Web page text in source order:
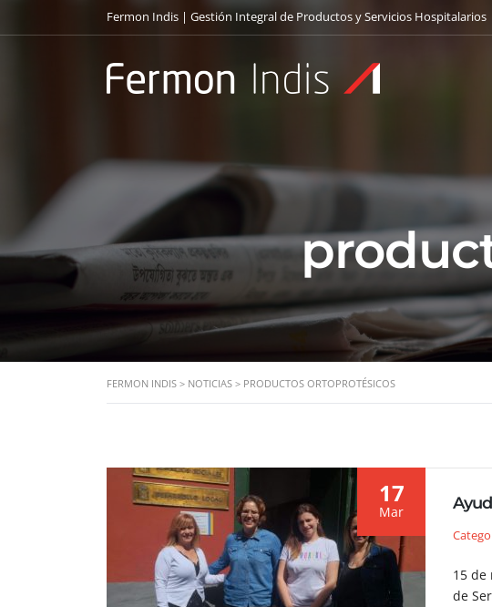
Fermon Indis | Gestión Integral de Productos y Servicios Hospitalarios
FERMON INDIS > NOTICIAS > PRODUCTOS ORTOPROTÉSICOS
17
Mar
15 de
de